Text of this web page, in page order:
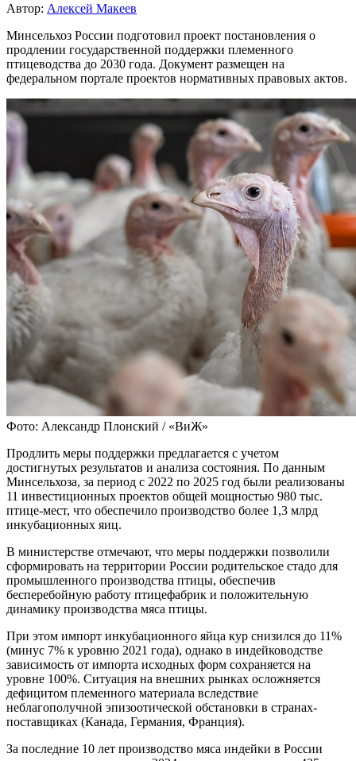
Автор: Алексей Макеев
Минсельхоз России подготовил проект постановления о
продлении государственной поддержки племенного
птицеводства до 2030 года. Документ размещен на
федеральном портале проектов нормативных правовых актов.
Фото: Александр Плонский / «ВиЖ»
Продлить меры поддержки предлагается с учетом
достигнутых результатов и анализа состояния. По данным
Минсельхоза, за период с 2022 по 2025 год были реализованы
11 инвестиционных проектов общей мощностью 980 тыс.
птице-мест, что обеспечило производство более 1,3 млрд
инкубационных яиц.
В министерстве отмечают, что меры поддержки позволили
сформировать на территории России родительское стадо для
промышленного производства птицы, обеспечив
бесперебойную работу птицефабрик и положительную
динамику производства мяса птицы.
При этом импорт инкубационного яйца кур снизился до 11%
(минус 7% к уровню 2021 года), однако в индейководстве
зависимость от импорта исходных форм сохраняется на
уровне 100%. Ситуация на внешних рынках осложняется
дефицитом племенного материала вследствие
неблагополучной эпизоотической обстановки в странах-
поставщиках (Канада, Германия, Франция).
За последние 10 лет производство мяса индейки в России